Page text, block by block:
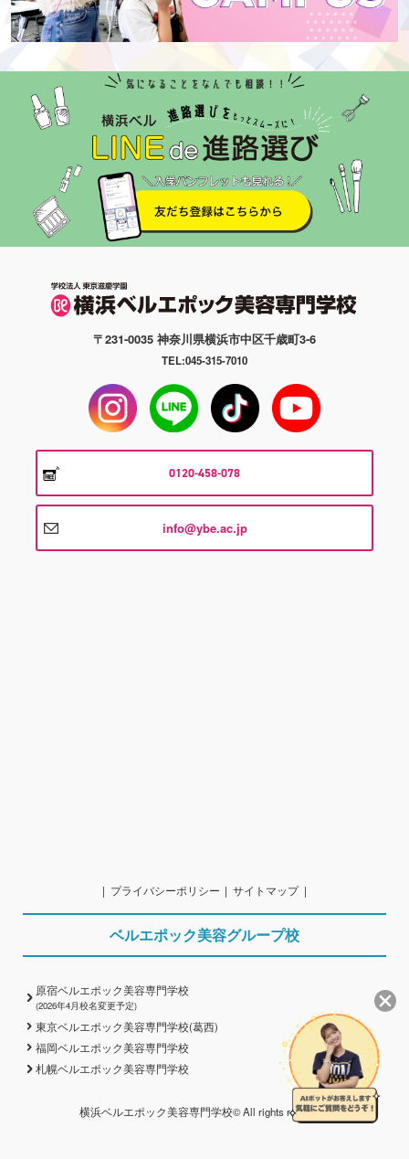
〒231-0035 神奈川県横浜市中区千歳町3-6
TEL:045-315-7010
0120-458-078
info@ybe.ac.jp
プライバシーポリシー サイトマップ
ベルエポック美容グループ校
原宿ベルエポック美容専門学校
(2026年4月校名変更予定)
東京ベルエポック美容専門学校(葛西)
福岡ベルエポック美容専門学校
札幌ベルエポック美容専門学校
横浜ベルエポック美容専門学校© All rights reserved.